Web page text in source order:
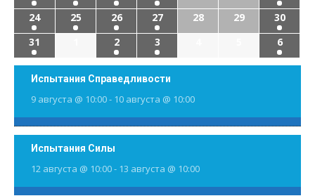
24
25 26 27 28 29
30
31
2 3 6
Испытания Справедливости
9 августа @ 10:00- 10 августа @ 10:00
Испытания Силы
12 августа @ 10:00- 13 августа @ 10:00